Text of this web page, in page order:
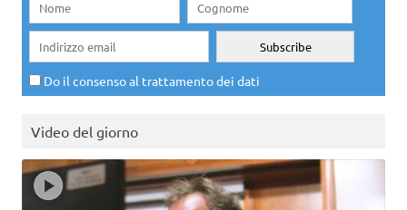
Do il consenso al trattamento dei dati
Video del giorno